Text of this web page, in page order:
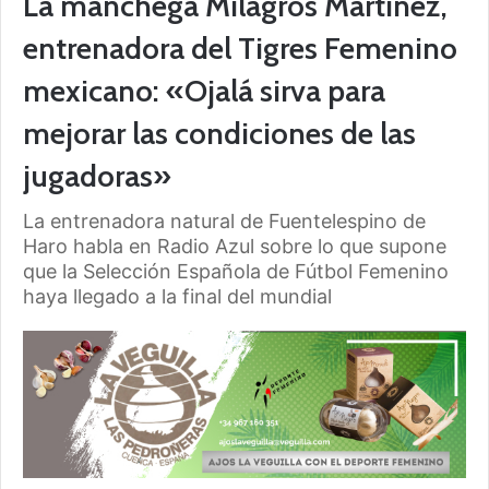
entrenadora del Tigres Femenino
mexicano: «Ojalá sirva para
mejorar las condiciones de las
jugadoras»
La entrenadora natural de Fuentelespino de
Haro habla en Radio Azul sobre lo que supone
que la Selección Española de Fútbol Femenino
haya llegado a la final del mundial